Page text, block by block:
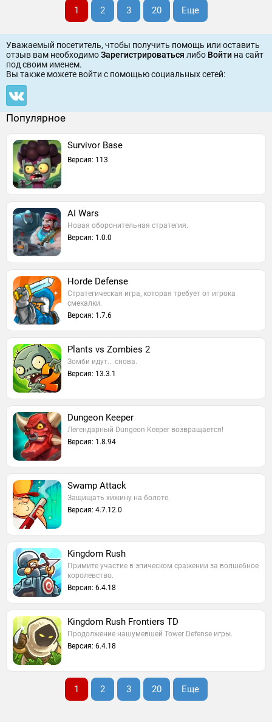
1 2 3 20 Еще
Уважаемый посетитель, чтобы получить помощь или оставить
отзыв вам необходимоЗарегистрироваться либо Войти на сайт
под своим именем.
Вы также можете войти c помощью социальных сетей:
Популярное
Survivor Base
Версия: 113
AI Wars
Новая оборонительная стратегия.
Версия: 1.0.0
Horde Defense
Стратегическая игра, которая требует от игрока
смекалки.
Версия: 1.7.6
Plants vs Zombies 2
Зомби идут... снова.
Версия: 13.3.1
Dungeon Keeper
Легендарный Dungeon Keeper возвращается!
Версия: 1.8.94
Swamp Attack
Защищать хижину на болоте.
Версия: 4.7.12.0
Kingdom Rush
Примите участие в эпическом сражении за волшебное
королевство.
Версия: 6.4.18
Kingdom Rush Frontiers TD
Продолжение нашумевшей Tower Defense игры.
Версия: 6.4.18
1 2 3 20 Еще